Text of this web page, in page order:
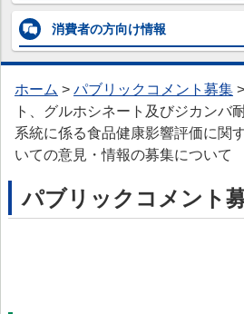
> 器具・容器包装専門調査会
> 汚染物質等専門調査会
> 微生物・ウイルス専門調査会
> プリオン専門調査会
> かび毒・自然毒等専門調査会
> 遺伝子組換え食品等専門調査会
消費者の方向け情報
ホーム > パブリックコメント募集 >
ト、グルホシネート及びジカンバ
系統に係る食品健康影響評価に関
いての意見・情報の募集について
パブリックコメント